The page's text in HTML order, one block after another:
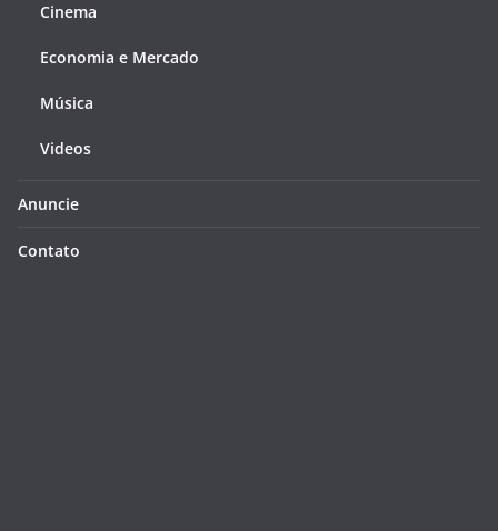
Cinema
Economia e Mercado
Música
Videos
Anuncie
Contato